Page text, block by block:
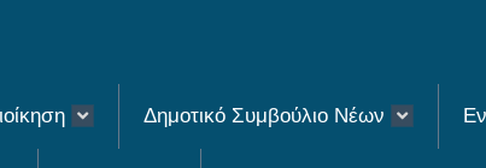
Δημοτικό Συμβούλιο Νέων